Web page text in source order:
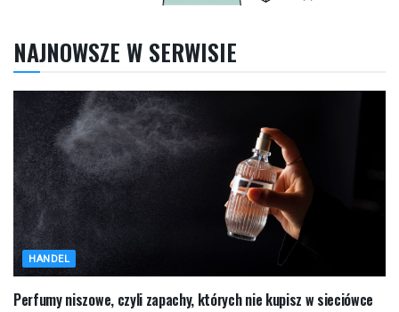
NAJNOWSZE W SERWISIE
HANDEL
Perfumy niszowe, czyli zapachy, których nie kupisz w sieciówce